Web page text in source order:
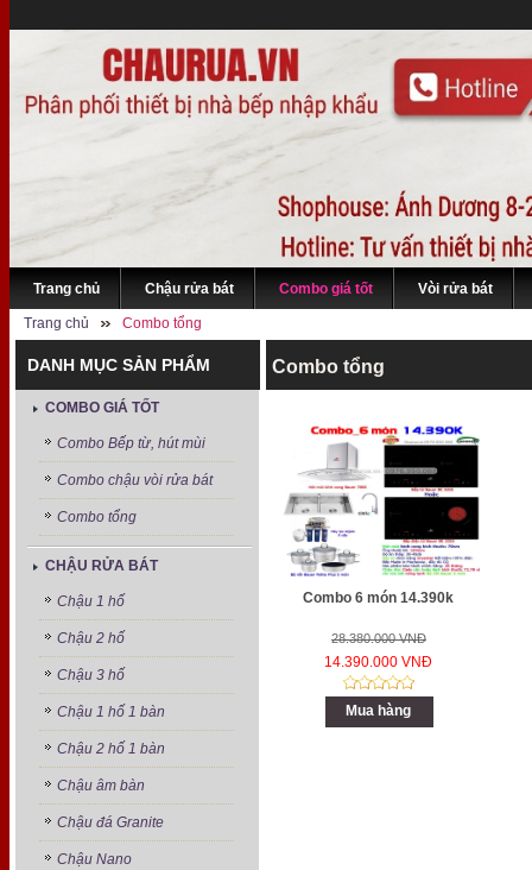
Trang chủ Chậu rửa bát Combo giá tốt Vòi rửa bát
Trang chủ Combo tổng
DANH MỤC SẢN PHẨM
COMBO GIÁ TỐT
Combo Bếp từ, hút mùi
Combo chậu vòi rửa bát
Combo tổng
CHẬU RỬA BÁT
Chậu 1 hố
Chậu 2 hố
Chậu 3 hố
Chậu 1 hố 1 bàn
Chậu 2 hố 1 bàn
Chậu âm bàn
Chậu đá Granite
Chậu Nano
Combo tổng
Combo 6 món 14.390k
28.380.000 VNĐ
14.390.000 VNĐ
Mua hàng